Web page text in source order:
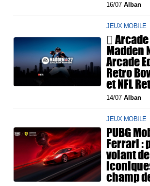
16/07Alban
JEUX MOBILE

Madden
Arcade
Retro
et NFL
14/07Alban
JEUX MOBILE
PUBG
Ferrari :
volant
champ